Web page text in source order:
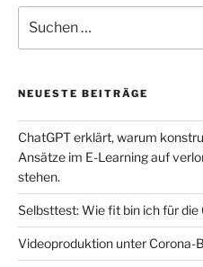
nach:
NEUESTE BEITRÄGE
ChatGPT erklärt, warum
Ansätze im E-Learning auf
stehen.
Selbsttest: Wie fit bin ich für die
Videoproduktion unter Corona-